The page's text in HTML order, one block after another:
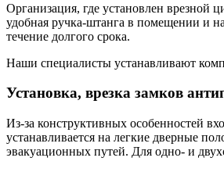
Организация, где установлен врезной
удобная ручка-штанга в помещении и
течение долгого срока.
Наши специалисты устанавливают
Установка, врезка замков
Из-за конструктивных особенностей
устанавливается на легкие дверные
эвакуационных путей. Для одно- и